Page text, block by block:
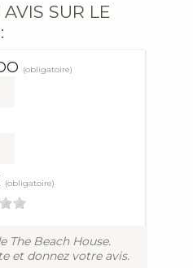
SUR LE
(obligatoire)
(obligatoire)